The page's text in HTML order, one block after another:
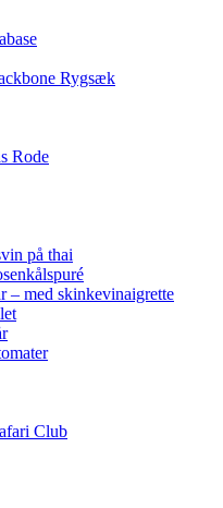
Rygsæk
Rode
på thai
– med skinkevinaigrette
Club